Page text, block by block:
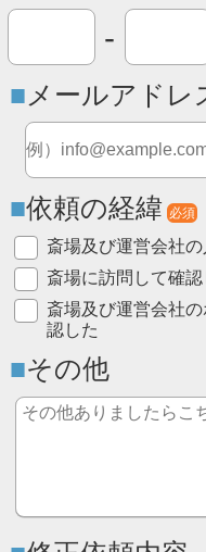
-
メールアドレ
依頼の経緯 必須
斎場及び運営会社
斎場に訪問して確認
斎場及び運営会社
認した
その他